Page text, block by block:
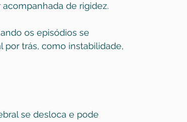
de rigidez.
os episódios se
por trás, como instabilidade,
se desloca e pode